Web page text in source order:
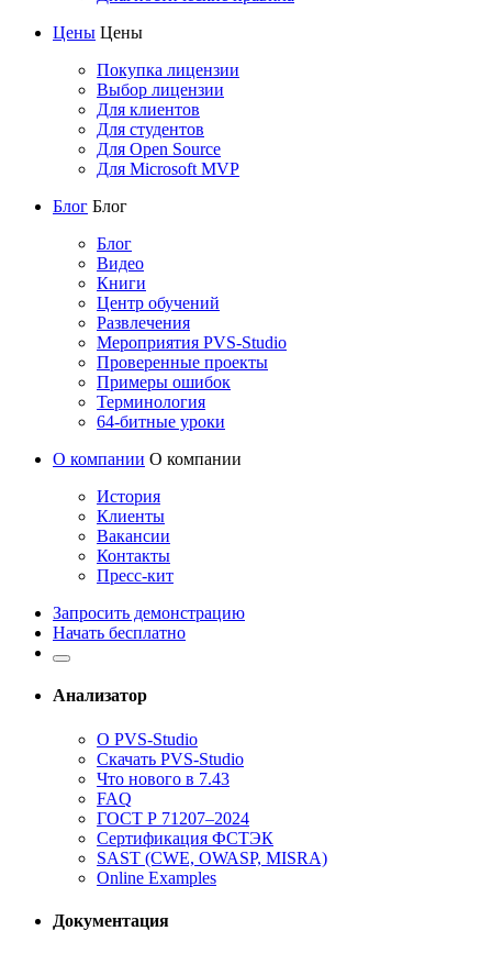
Цены Цены
Покупка лицензии
Выбор лицензии
Для клиентов
Для студентов
Для Open Source
Для Microsoft MVP
Блог Блог
Блог
Видео
Книги
Центр обучений
Развлечения
Мероприятия PVS-Studio
Проверенные проекты
Примеры ошибок
Терминология
64-битные уроки
О компании О компании
История
Клиенты
Вакансии
Контакты
Пресс-кит
Запросить демонстрацию
Начать бесплатно
Анализатор
О PVS-Studio
Скачать PVS-Studio
Что нового в 7.43
FAQ
ГОСТ Р 71207–2024
Сертификация ФСТЭК
SAST (CWE, OWASP, MISRA)
Online Examples
Документация